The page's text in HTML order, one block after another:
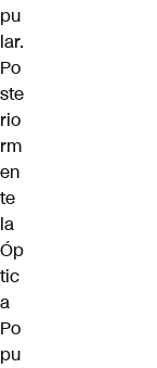
pu
lar.
Po
ste
rio
rm
en
te
la
Óp
tic
a
Po
pu